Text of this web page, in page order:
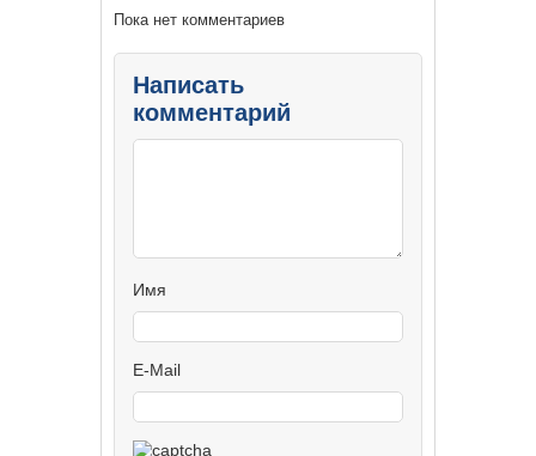
Пока нет комментариев
Написать
комментарий
Имя
E-Mail